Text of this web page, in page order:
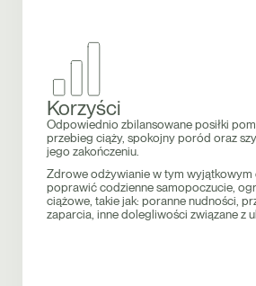
Korzyści
Odpowiednio zbilansowane posiłki
przebieg ciąży, spokojny poród oraz
jego zakończeniu.
Zdrowe odżywianie w tym wyjątkowym
poprawić codzienne samopoczucie,
ciążowe, takie jak: poranne nudności,
zaparcia, inne dolegliwości związane z